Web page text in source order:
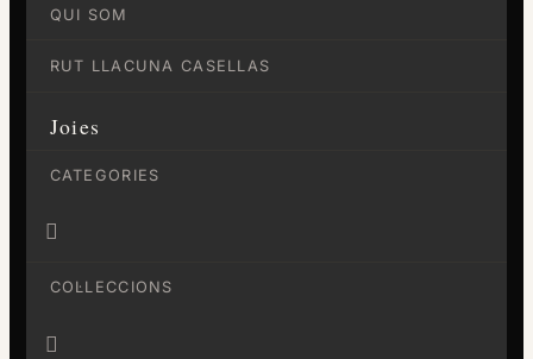
QUI SOM
RUT LLACUNA CASELLAS
Joies
CATEGORIES

COL·LECCIONS
